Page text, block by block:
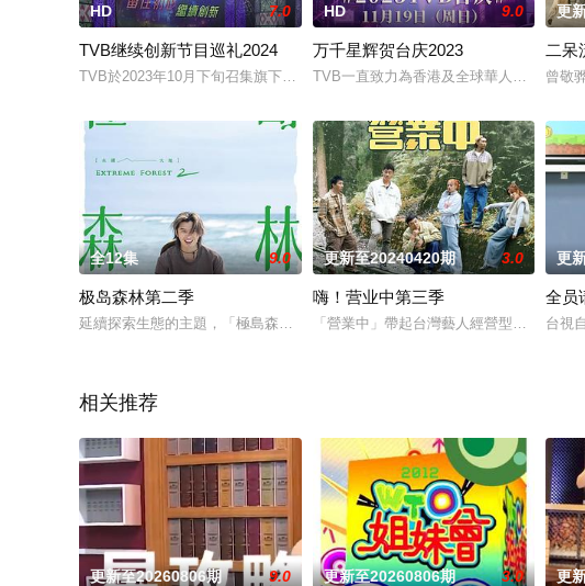
HD 7.0
TVB继续创新节目巡礼2024
TVB於2023年10月下旬召集旗下星級藝員，向客戶推介2024未來一年會在翡翠
HD 9.0
万千星辉贺台庆2023
TVB一直致力為香港及全球華人觀眾提供
更
二呆
曾敬
全12集 9.0
极岛森林第二季
延續探索生態的主題，「極島森林2」以陳柏霖擔任靈魂人物並與柴犬Afuri共
更新至20240420期 3.0
嗨！营业中第三季
「營業中」帶起台灣藝人經營型「慢實境
更
全员
台視
相关推荐
更新至20260806期 9.0 更新至20260806期 3.0 更